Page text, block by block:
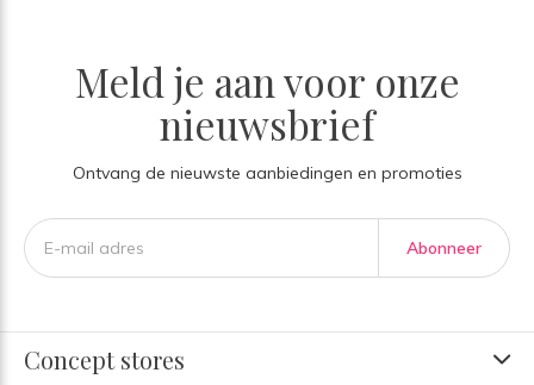
Meld je aan voor onze
nieuwsbrief
Ontvang de nieuwste aanbiedingen en promoties
Abonneer
Concept stores